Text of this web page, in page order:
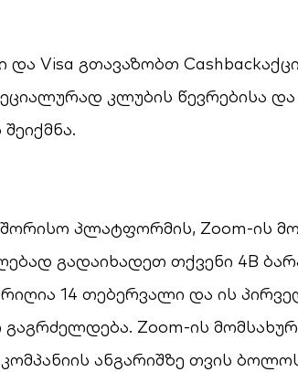
და Visa გთავაზობთ
კლუბის წევრებისა და
პლატფორმის, Zoom-ის
გადაიხადეთ თქვენი 4B
14 თებერვალი და ის
Zoom-ის
ანგარიშზე თვის